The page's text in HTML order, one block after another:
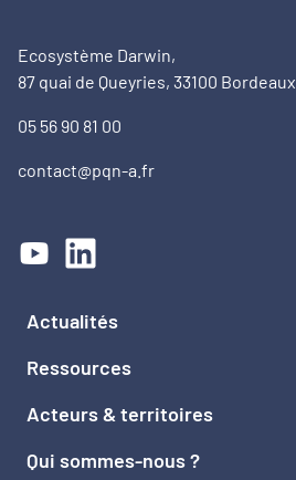
Ecosystème Darwin,
87 quai de Queyries, 33100 Bordeaux
05 56 90 81 00
contact@pqn-a.fr
Actualités
Ressources
Acteurs & territoires
Qui sommes-nous ?